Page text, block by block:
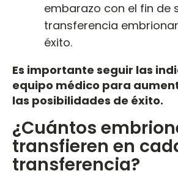
embarazo con el fin de
transferencia
éxito.
Es importante seguir las
equipo médico para
las posibilidades de éxito.
¿Cuántos
transfieren en
transferencia?